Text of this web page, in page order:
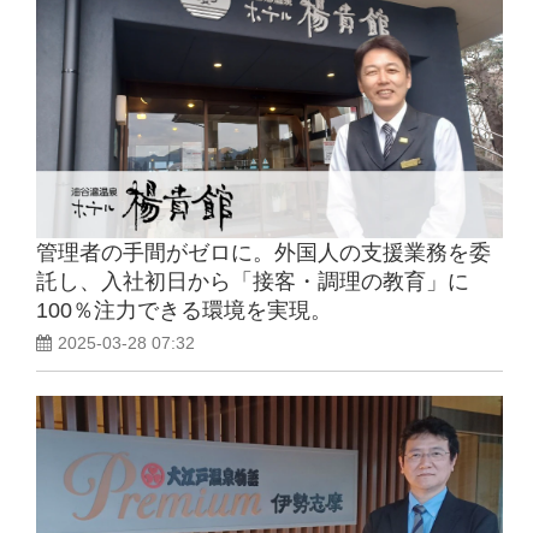
介護業界採用 ホテル業界採用
外食業界採用 【飲食料品製造業向
け】特定技能制度が
まるわかり
業種別資料ダウンロ
ード
管理者の手間がゼロに。外国人の支援業務を委
託し、入社初日から「接客・調理の教育」に
100％注力できる環境を実現。
2025-03-28 07:32